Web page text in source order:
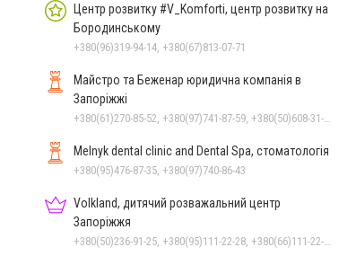
Центр розвитку #V_Komforti, центр розвитку на
Бородинському
+380(96)319-94-14, +380(67)813-07-71
Майстро та Беженар юридична компанія в
Запоріжжі
Melnyk dental clinic and Dental Spa, стоматологія
+380(95)476-87-35, +380(97)740-86-43
Volkland, дитячий розважальний центр
Запоріжжя